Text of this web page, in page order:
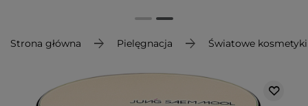
Strona główna Pielęgnacja Światowe kosmetyki